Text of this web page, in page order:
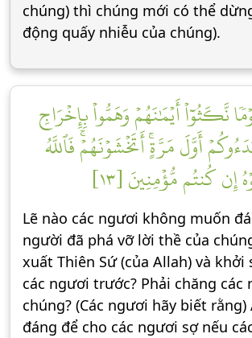
chúng) thì chúng mới có thể
động quấy nhiễu của chúng).
نَّكَثُوٓاْ أَيۡمَٰنَهُمۡ وَهَمُّواْ بِإِخۡرَاجِ
أَوَّلَ مَرَّةٍۚ أَتَخۡشَوۡنَهُمۡۚ فَٱللَّهُ
كُنتُم مُّؤۡمِنِينَ [١٣]
Lẽ nào các ngươi không muốn
người đã phá vỡ lời thề của
xuất Thiên Sứ (của Allah) và khởi
các ngươi trước? Phải chăng các
chúng? (Các ngươi hãy biết
đáng để cho các ngươi sợ nếu